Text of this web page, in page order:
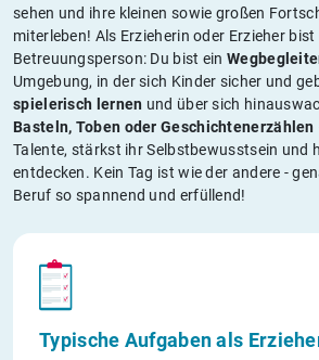
sehen und ihre kleinen sowie großen
miterleben! Als Erzieherin oder Erzieher
Betreuungsperson: Du bist ein
Umgebung, in der sich Kinder sicher und
spielerisch lernen und über sich
Basteln, Toben oder Geschichtenerzählen
Talente, stärkst ihr Selbstbewusstsein und
entdecken. Kein Tag ist wie der andere -
Beruf so spannend und erfüllend!
Typische Aufgaben als